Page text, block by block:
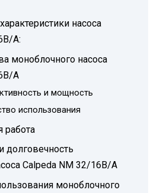
насоса
A:
моноблочного насоса
A
и мощность
использования
работа
долговечность
Calpeda NM 32/16B/A
моноблочного